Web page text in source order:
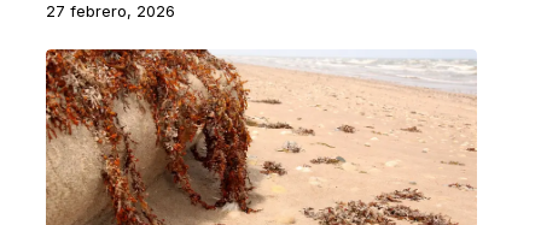
27 febrero, 2026